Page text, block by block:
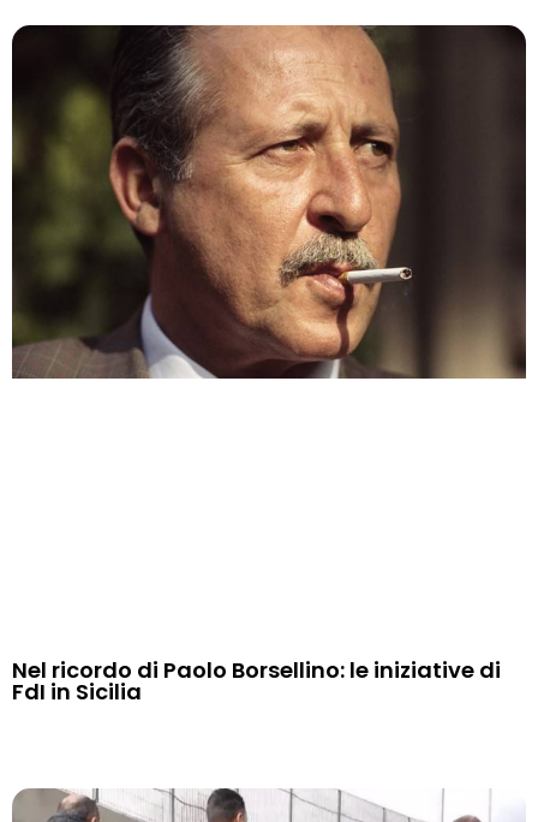
Nel ricordo di Paolo Borsellino: le iniziative di
FdI in Sicilia